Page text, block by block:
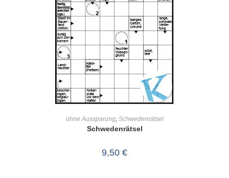
ohne Aussparung, Schwedenrätsel
Schwedenrätsel
9,50 €